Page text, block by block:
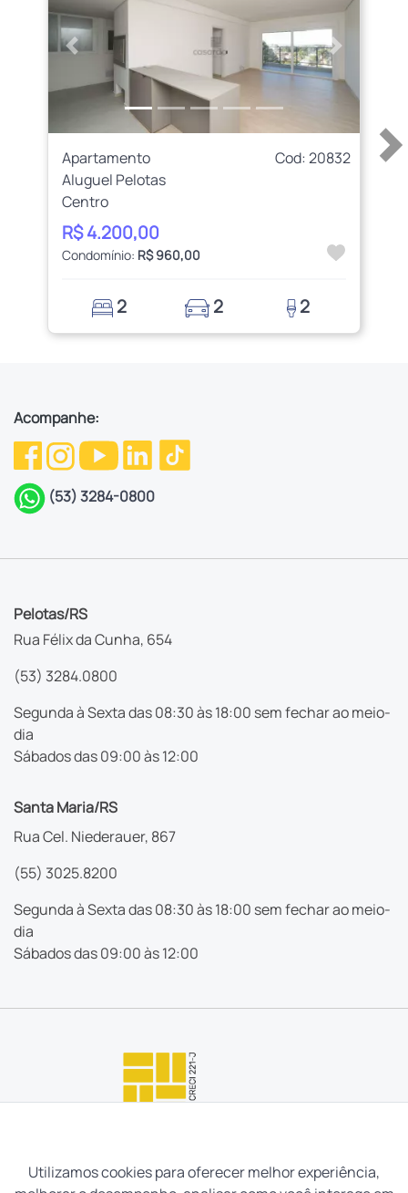
Anterior Próximo
Apartamento
Cod: 20832
Aluguel Pelotas
Centro
R$ 4.200,00
Condomínio: R$ 960,00
2 2 2
Acompanhe:
(53) 3284-0800
Pelotas/RS
Rua Félix da Cunha, 654
(53) 3284.0800
Segunda à Sexta das 08:30 às 18:00 sem fechar ao meio-
dia
Sábados das 09:00 às 12:00
Santa Maria/RS
Rua Cel. Niederauer, 867
(55) 3025.8200
Segunda à Sexta das 08:30 às 18:00 sem fechar ao meio-
dia
Sábados das 09:00 às 12:00
Utilizamos cookies para oferecer melhor experiência,